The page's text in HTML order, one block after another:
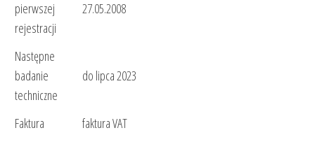
pierwszej
rejestracji
27.05.2008
Następne
badanie
techniczne
do lipca 2023
Faktura
faktura VAT